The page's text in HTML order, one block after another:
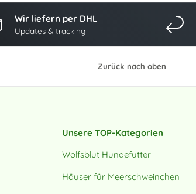
Wir liefern per DHL
Updates & tracking
Zurück nach oben
Unsere TOP-Kategorien
Wolfsblut Hundefutter
Häuser für Meerschweinchen